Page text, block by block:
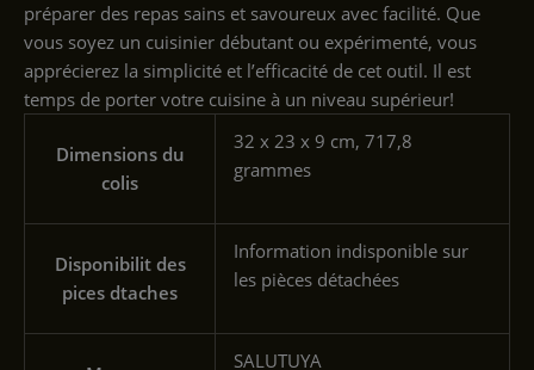
préparer des repas sains et savoureux avec facilité. Que
vous soyez un cuisinier débutant ou expérimenté, vous
apprécierez la simplicité et l’efficacité de cet outil. Il est
temps de porter votre cuisine à un niveau supérieur!
Dimensions du
colis
‎32 x 23 x 9 cm, 717,8
grammes
Disponibilit des
pices dtaches
‎Information indisponible sur
les pièces détachées
‎SALUTUYA